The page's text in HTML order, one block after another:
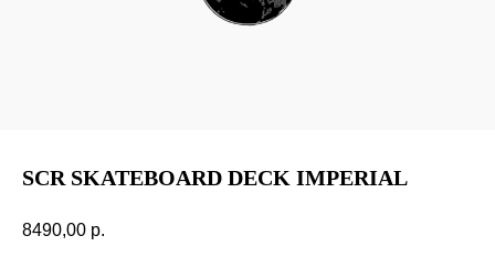
SCR SKATEBOARD DECK IMPERIAL
8490,00 р.